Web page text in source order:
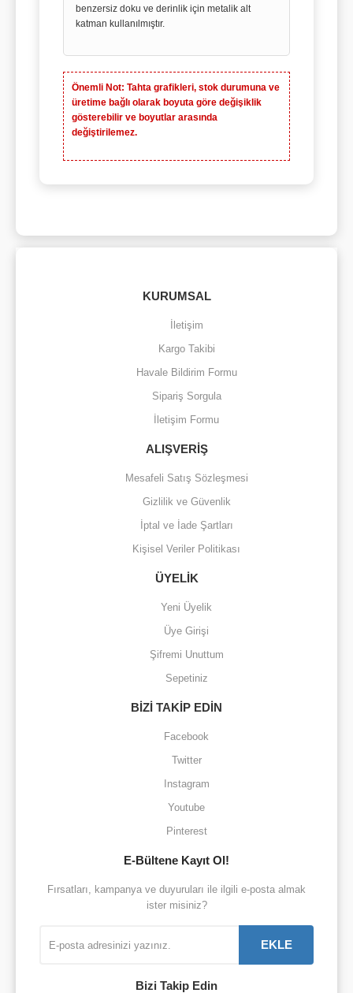
benzersiz doku ve derinlik için metalik alt
katman kullanılmıştır.
Önemli Not: Tahta grafikleri, stok durumuna ve
üretime bağlı olarak boyuta göre değişiklik
gösterebilir ve boyutlar arasında
değiştirilemez.
Yorum Yaz
Soru Sor
diğer konularda yetersiz gördüğünüz noktaları öneri
formunu kullanarak tarafımıza iletebilirsiniz.
Ürün açıklamasında eksik bilgiler bulunuyor.
Ürün bilgilerinde hatalar bulunuyor.
Ürün fiyatı diğer sitelerden daha pahalı.
Bu ürüne benzer farklı alternatifler olmalı.
Gönder
Deneyimini Paylaş
KURUMSAL
İletişim
Kargo Takibi
Havale Bildirim Formu
Sipariş Sorgula
İletişim Formu
ALIŞVERİŞ
Mesafeli Satış Sözleşmesi
Gizlilik ve Güvenlik
İptal ve İade Şartları
Kişisel Veriler Politikası
ÜYELİK
Yeni Üyelik
Üye Girişi
Şifremi Unuttum
Sepetiniz
BİZİ TAKİP EDİN
Facebook
Twitter
Instagram
Youtube
Pinterest
E-Bültene Kayıt Ol!
Fırsatları, kampanya ve duyuruları ile ilgili e-posta almak
ister misiniz?
EKLE
Bizi Takip Edin